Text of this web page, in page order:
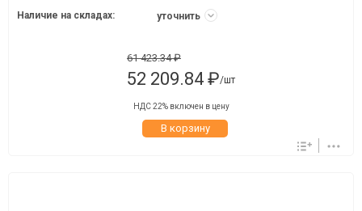
Наличие на складах:
уточнить
61 423.34 ₽
52 209.84 ₽/шт
НДС 22% включен в цену
В корзину